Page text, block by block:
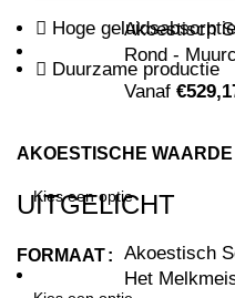
Hoge geluidsabsorptie
Duurzame productie
AKOESTISCHE WAARDE
FORMAAT
Akoestisch
Rond -
Vanaf €
UITGELICHT
Akoestisch
Het